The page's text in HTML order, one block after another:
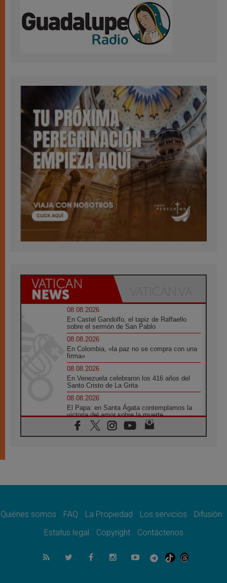
08.08.2026
En Castel Gandolfo, el tapiz de Raffaello
sobre el sermón de San Pablo
08.08.2026
En Colombia, «la paz no se compra con una
firma»
08.08.2026
En Venezuela celebraron los 416 años del
Santo Cristo de La Grita
08.08.2026
El Papa: en Santa Ágata contemplamos la
victoria del amor sobre la muerte
08.08.2026
León XIV visitará el Santuario de la Madre
07.08.2026
07.08.2026
el compromiso del cristiano"
La matanza de niños en Gaza no cesa: 300
muertos en 300 días
Quiénes somos FAQ La Propiedad Los servicios
Difusión
Estatus legal
Copyright Contáctenos